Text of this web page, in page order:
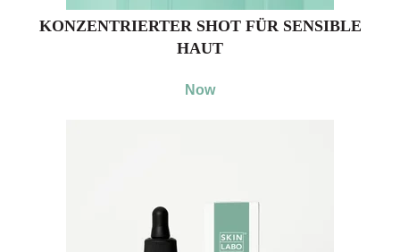
KONZENTRIERTER SHOT FÜR SENSIBLE
HAUT
Now